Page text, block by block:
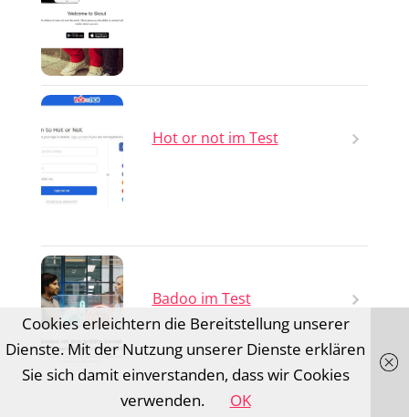
Hot or not im Test
Badoo im Test
Cookies erleichtern die Bereitstellung unserer
Dienste. Mit der Nutzung unserer Dienste erklären
Sie sich damit einverstanden, dass wir Cookies
verwenden.
OK